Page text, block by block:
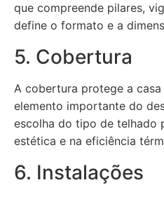
que compreende pilares,
define o formato e a
5. Cobertura
A cobertura protege a
elemento importante do
escolha do tipo de telhado
estética e na eficiência
6. Instalações